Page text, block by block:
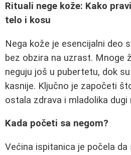
Rituali nege kože: Kako
telo i kosu
Nega kože je esencijalni deo
bez obzira na uzrast. Mnoge
neguju još u pubertetu, dok
kasnije. Ključno je započeti
ostala zdrava i mladolika dugi
Kada početi sa negom?
Većina ispitanica je počela da